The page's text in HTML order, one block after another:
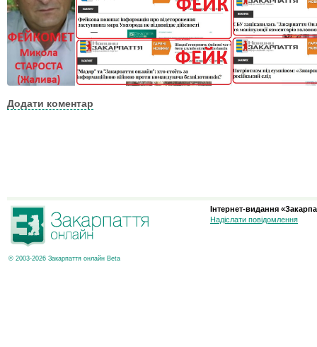
Додати коментар
© 2003-2026 Закарпаття онлайн Beta
Інтернет-видання
Надіслати повідомлення